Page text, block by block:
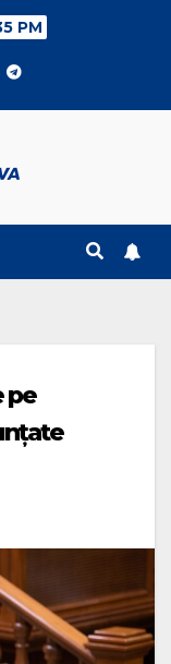
PM
pe